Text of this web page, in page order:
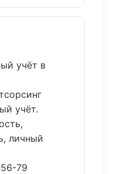
учёт в
учёт.
личный
79